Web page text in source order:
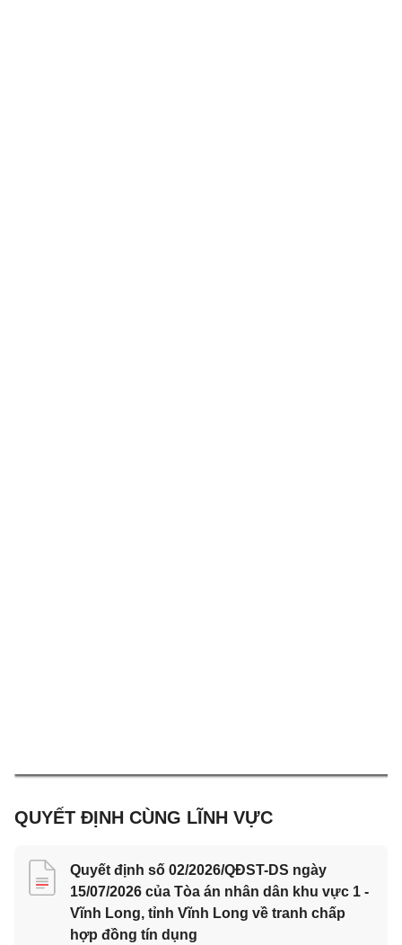
QUYẾT ĐỊNH CÙNG LĨNH VỰC
Quyết định số 02/2026/QĐST-DS ngày
15/07/2026 của Tòa án nhân dân khu vực 1 -
Vĩnh Long, tỉnh Vĩnh Long về tranh chấp
hợp đồng tín dụng